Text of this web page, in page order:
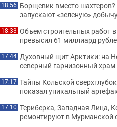
18:56 Борщевик вместо
запускают «зеленую»
18:33 Объем строительных работ
превысил 61 миллиард
17:44 Духовный щит Арктики: на
северный гарнизонный храм
17:17 Тайны Кольской
показал уникальный
17:10 Териберка, Западная Лица,
ремонтируют в Мурманской